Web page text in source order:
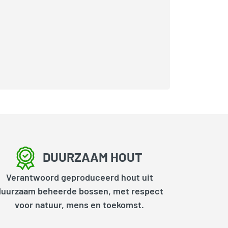
DUURZAAM HOUT
Verantwoord geproduceerd hout uit
beheerde bossen, met respect
voor natuur, mens en toekomst.